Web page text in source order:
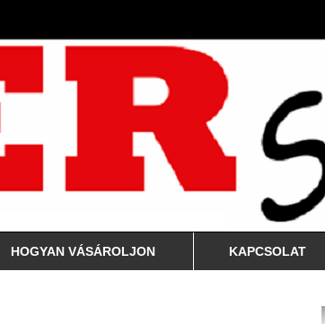
HOGYAN VÁSÁROLJON KAPCSOLAT